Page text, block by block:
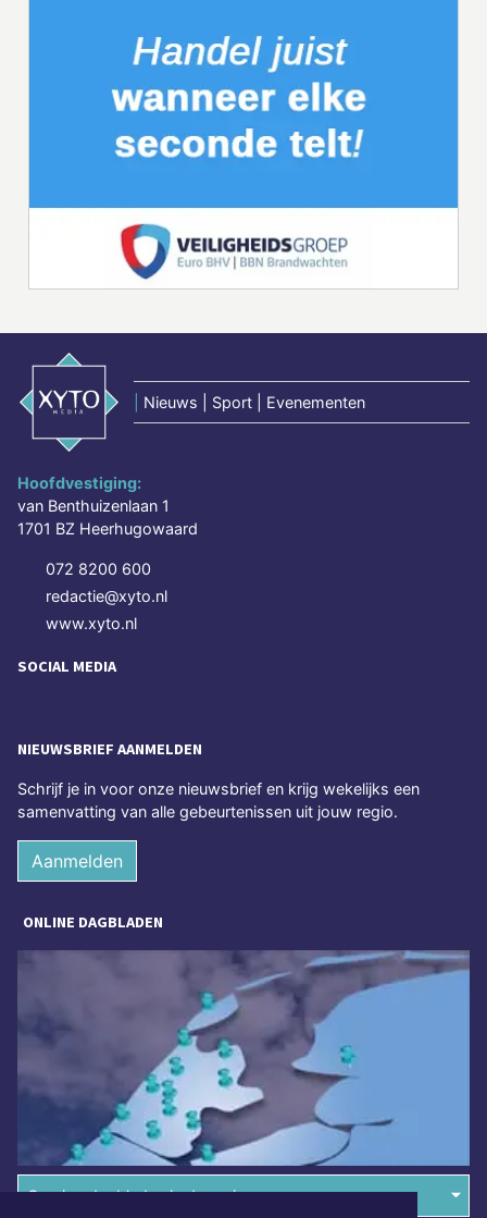
Nieuws | Sport | Evenementen
Hoofdvestiging:
van Benthuizenlaan 1
1701 BZ Heerhugowaard
072 8200 600
redactie@xyto.nl
www.xyto.nl
SOCIAL MEDIA
NIEUWSBRIEF AANMELDEN
Schrijf je in voor onze nieuwsbrief en krijg wekelijks een
samenvatting van alle gebeurtenissen uit jouw regio.
Aanmelden
ONLINE DAGBLADEN
Overige dagbladen in de regio